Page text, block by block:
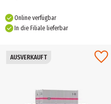
Online verfügbar
In die Filiale lieferbar
AUSVERKAUFT